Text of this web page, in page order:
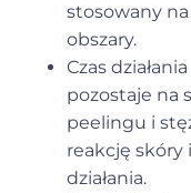
stosowany
obszary.
Czas
pozostaje na
peelingu i
reakcję skóry
działania.